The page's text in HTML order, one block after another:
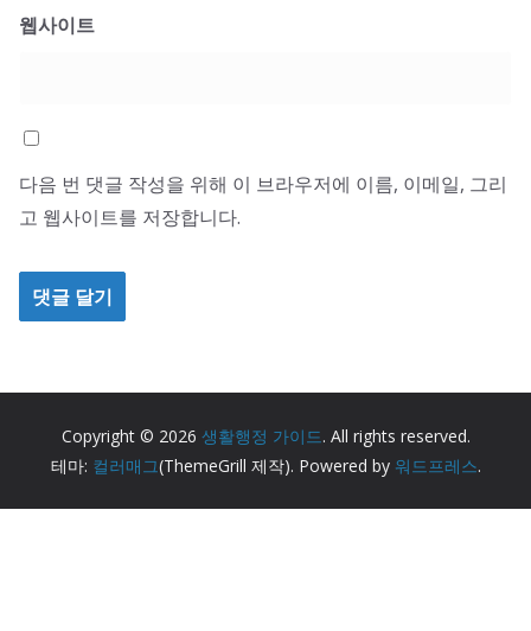
웹사이트
다음 번 댓글 작성을 위해 이 브라우저에 이름, 이메일, 그리
고 웹사이트를 저장합니다.
Copyright © 2026 생활행정 가이드. All rights reserved.
테마: 컬러매그(ThemeGrill 제작). Powered by 워드프레스.